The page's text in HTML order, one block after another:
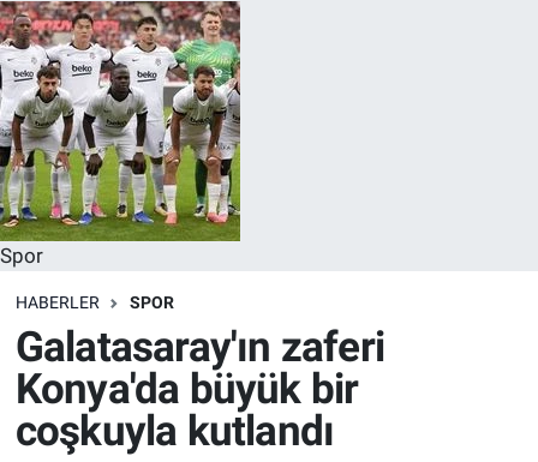
Spor
HABERLER SPOR
Galatasaray'ın zaferi
Konya'da büyük bir
coşkuyla kutlandı